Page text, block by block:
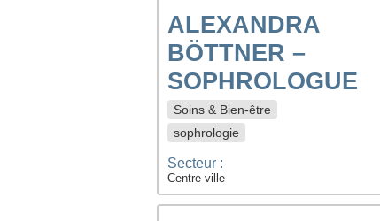
ALEXANDRA
BÖTTNER –
SOPHROLOGUE
Soins & Bien-être
sophrologie
Secteur :
Centre-ville